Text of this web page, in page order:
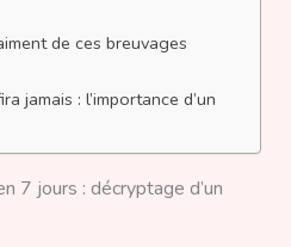
de ces breuvages
jamais : l’importance d’un
7 jours : décryptage d’un